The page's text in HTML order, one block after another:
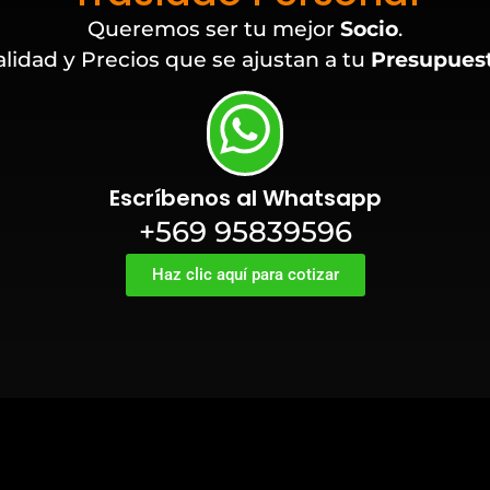
Queremos ser tu mejor Socio.
y Precios que se ajustan a tu
Escríbenos al Whatsapp
+569 95839596
Haz clic aquí para cotizar